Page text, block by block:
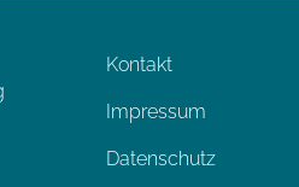
Kontakt
Impressum
Datenschutz